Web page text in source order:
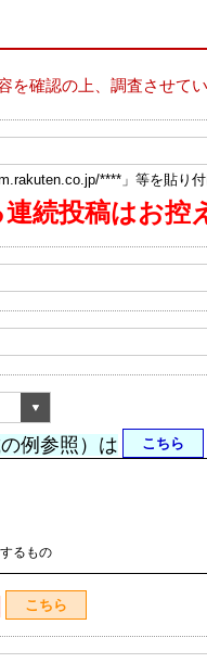
確認の上、調査させてい
****」等を貼り
続投稿はお控
例参照）は こちら
るもの
こちら